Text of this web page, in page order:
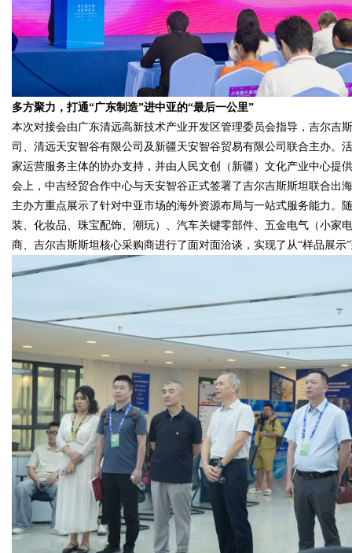
d
多方聚力，打通“广东制造”进中亚的“最后一公里”
本次对接会由广东清远高新技术产业开发区管理委员会指导，吉尔吉
司、清远天安智谷有限公司及新疆天安智谷贸易有限公司联合主办。
家运营服务主体的协办支持，并由人民文创（新疆）文化产业中心提
会上，中吉经贸合作中心与天安智谷正式签署了吉尔吉斯斯坦联合出
主办方重点展示了针对中亚市场的海外资源布局与一站式服务能力。
装、化妆品、珠宝配饰、潮玩）、汽车关键零部件、五金电气（小家
商、吉尔吉斯斯坦核心采购商进行了面对面洽谈，实现了从“样品展示